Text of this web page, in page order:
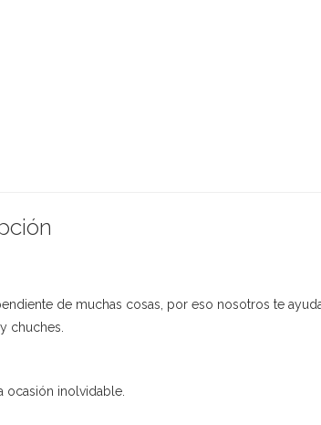
de muchas cosas, por eso nosotros te
chuches.
ocasión inolvidable.